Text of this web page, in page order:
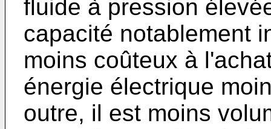
fluide à pression
capacité notablement
moins coûteux à
énergie électrique
outre, il est moins